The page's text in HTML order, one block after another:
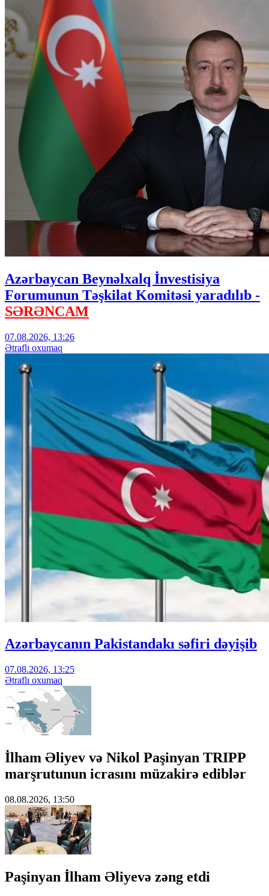
Azərbaycan Beynəlxalq İnvestisiya
Forumunun Təşkilat Komitəsi yaradılıb -
SƏRƏNCAM
07.08.2026, 13:26
Ətraflı oxumaq
Azərbaycanın Pakistandakı səfiri dəyişib
07.08.2026, 13:25
Ətraflı oxumaq
İlham Əliyev və Nikol Paşinyan TRIPP
marşrutunun icrasını müzakirə ediblər
08.08.2026, 13:50
Paşinyan İlham Əliyevə zəng etdi